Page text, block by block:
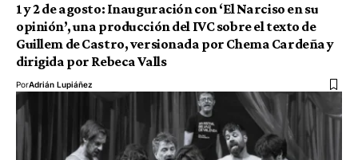
1 y 2 de agosto: Inauguración con ‘El Narciso en su
opinión’, una producción del IVC sobre el texto de
Guillem de Castro, versionada por Chema Cardeña y
dirigida por Rebeca Valls
PorAdrián Lupiáñez